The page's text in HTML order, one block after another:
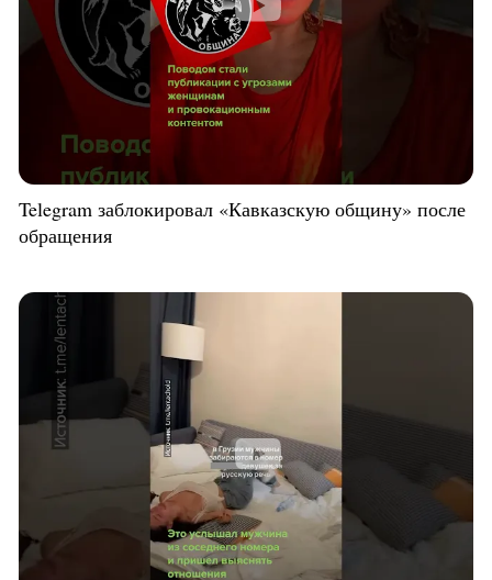
Telegram заблокировал «Кавказскую общину» после
обращения